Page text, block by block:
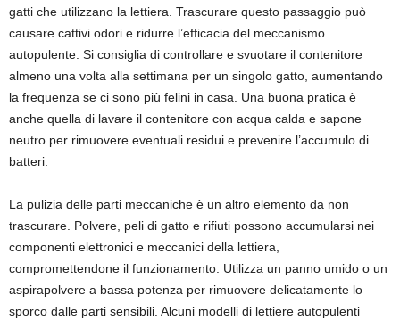
gatti che utilizzano la lettiera. Trascurare questo passaggio può
causare cattivi odori e ridurre l’efficacia del meccanismo
autopulente. Si consiglia di controllare e svuotare il contenitore
almeno una volta alla settimana per un singolo gatto, aumentando
la frequenza se ci sono più felini in casa. Una buona pratica è
anche quella di lavare il contenitore con acqua calda e sapone
neutro per rimuovere eventuali residui e prevenire l’accumulo di
batteri.
La pulizia delle parti meccaniche è un altro elemento da non
trascurare. Polvere, peli di gatto e rifiuti possono accumularsi nei
componenti elettronici e meccanici della lettiera,
compromettendone il funzionamento. Utilizza un panno umido o un
aspirapolvere a bassa potenza per rimuovere delicatamente lo
sporco dalle parti sensibili. Alcuni modelli di lettiere autopulenti